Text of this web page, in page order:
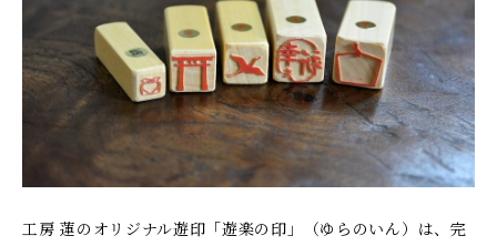
工房 蓮のオリジナル遊印「遊楽の印」（ゆらのいん）は、完